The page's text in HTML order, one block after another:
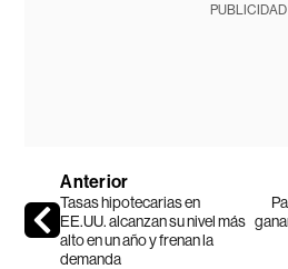
PUBLICIDAD
Anterior
Tasas hipotecarias en
EE.UU. alcanzan su nivel más
alto en un año y frenan la
demanda